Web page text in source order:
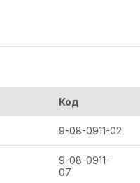
Код
9-08-0911-02
9-08-0911-
07